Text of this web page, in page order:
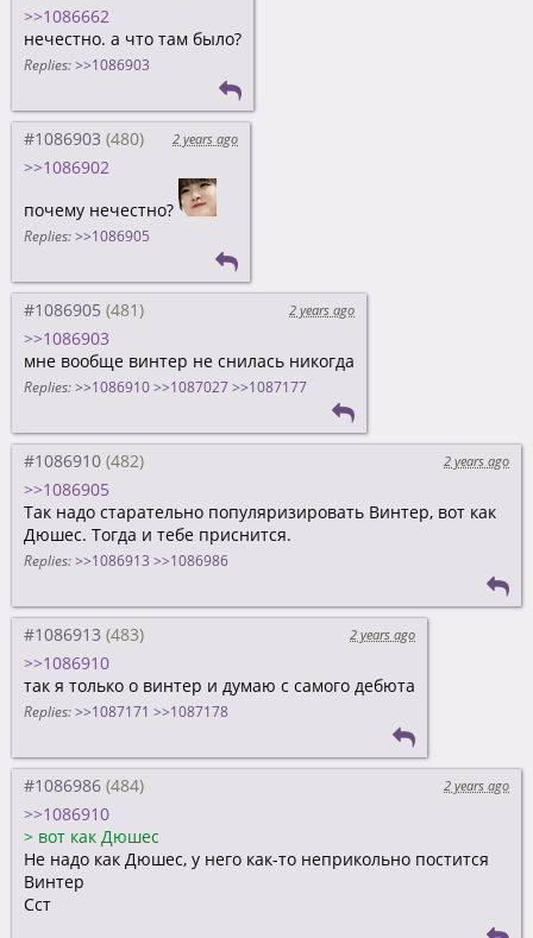
>>1086662
нечестно. а что там было?
Replies: >>1086903
#1086903 2 years ago
>>1086902
почему нечестно?
Replies: >>1086905
#1086905 2 years ago
>>1086903
мне вообще винтер не снилась никогда
Replies: >>1086910 >>1087027 >>1087177
#1086910 2 years ago
>>1086905
Так надо старательно популяризировать Винтер, вот как
Дюшес. Тогда и тебе приснится.
Replies: >>1086913 >>1086986
#1086913 2 years ago
>>1086910
так я только о винтер и думаю с самого дебюта
Replies: >>1087171 >>1087178
#1086986 2 years ago
>>1086910
> вот как Дюшес
Не надо как Дюшес, у него как-то неприкольно постится
Винтер
Сст